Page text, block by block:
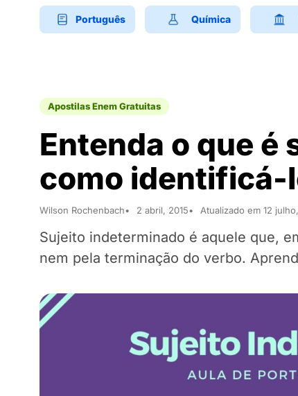
Português Química
Apostilas Enem Gratuitas
Entenda o que é
como identificá-
Wilson Rochenbach 2 abril, 2015 Atualizado em 12
Sujeito indeterminado é aquele que,
nem pela terminação do verbo.